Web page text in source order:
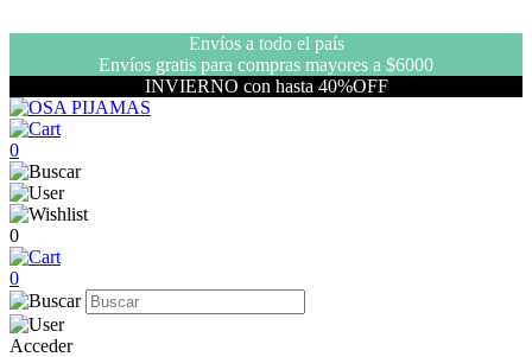
Envíos a todo el país
Envíos gratis para compras mayores a $6000
INVIERNO con hasta 40%OFF
0
0
0
Acceder